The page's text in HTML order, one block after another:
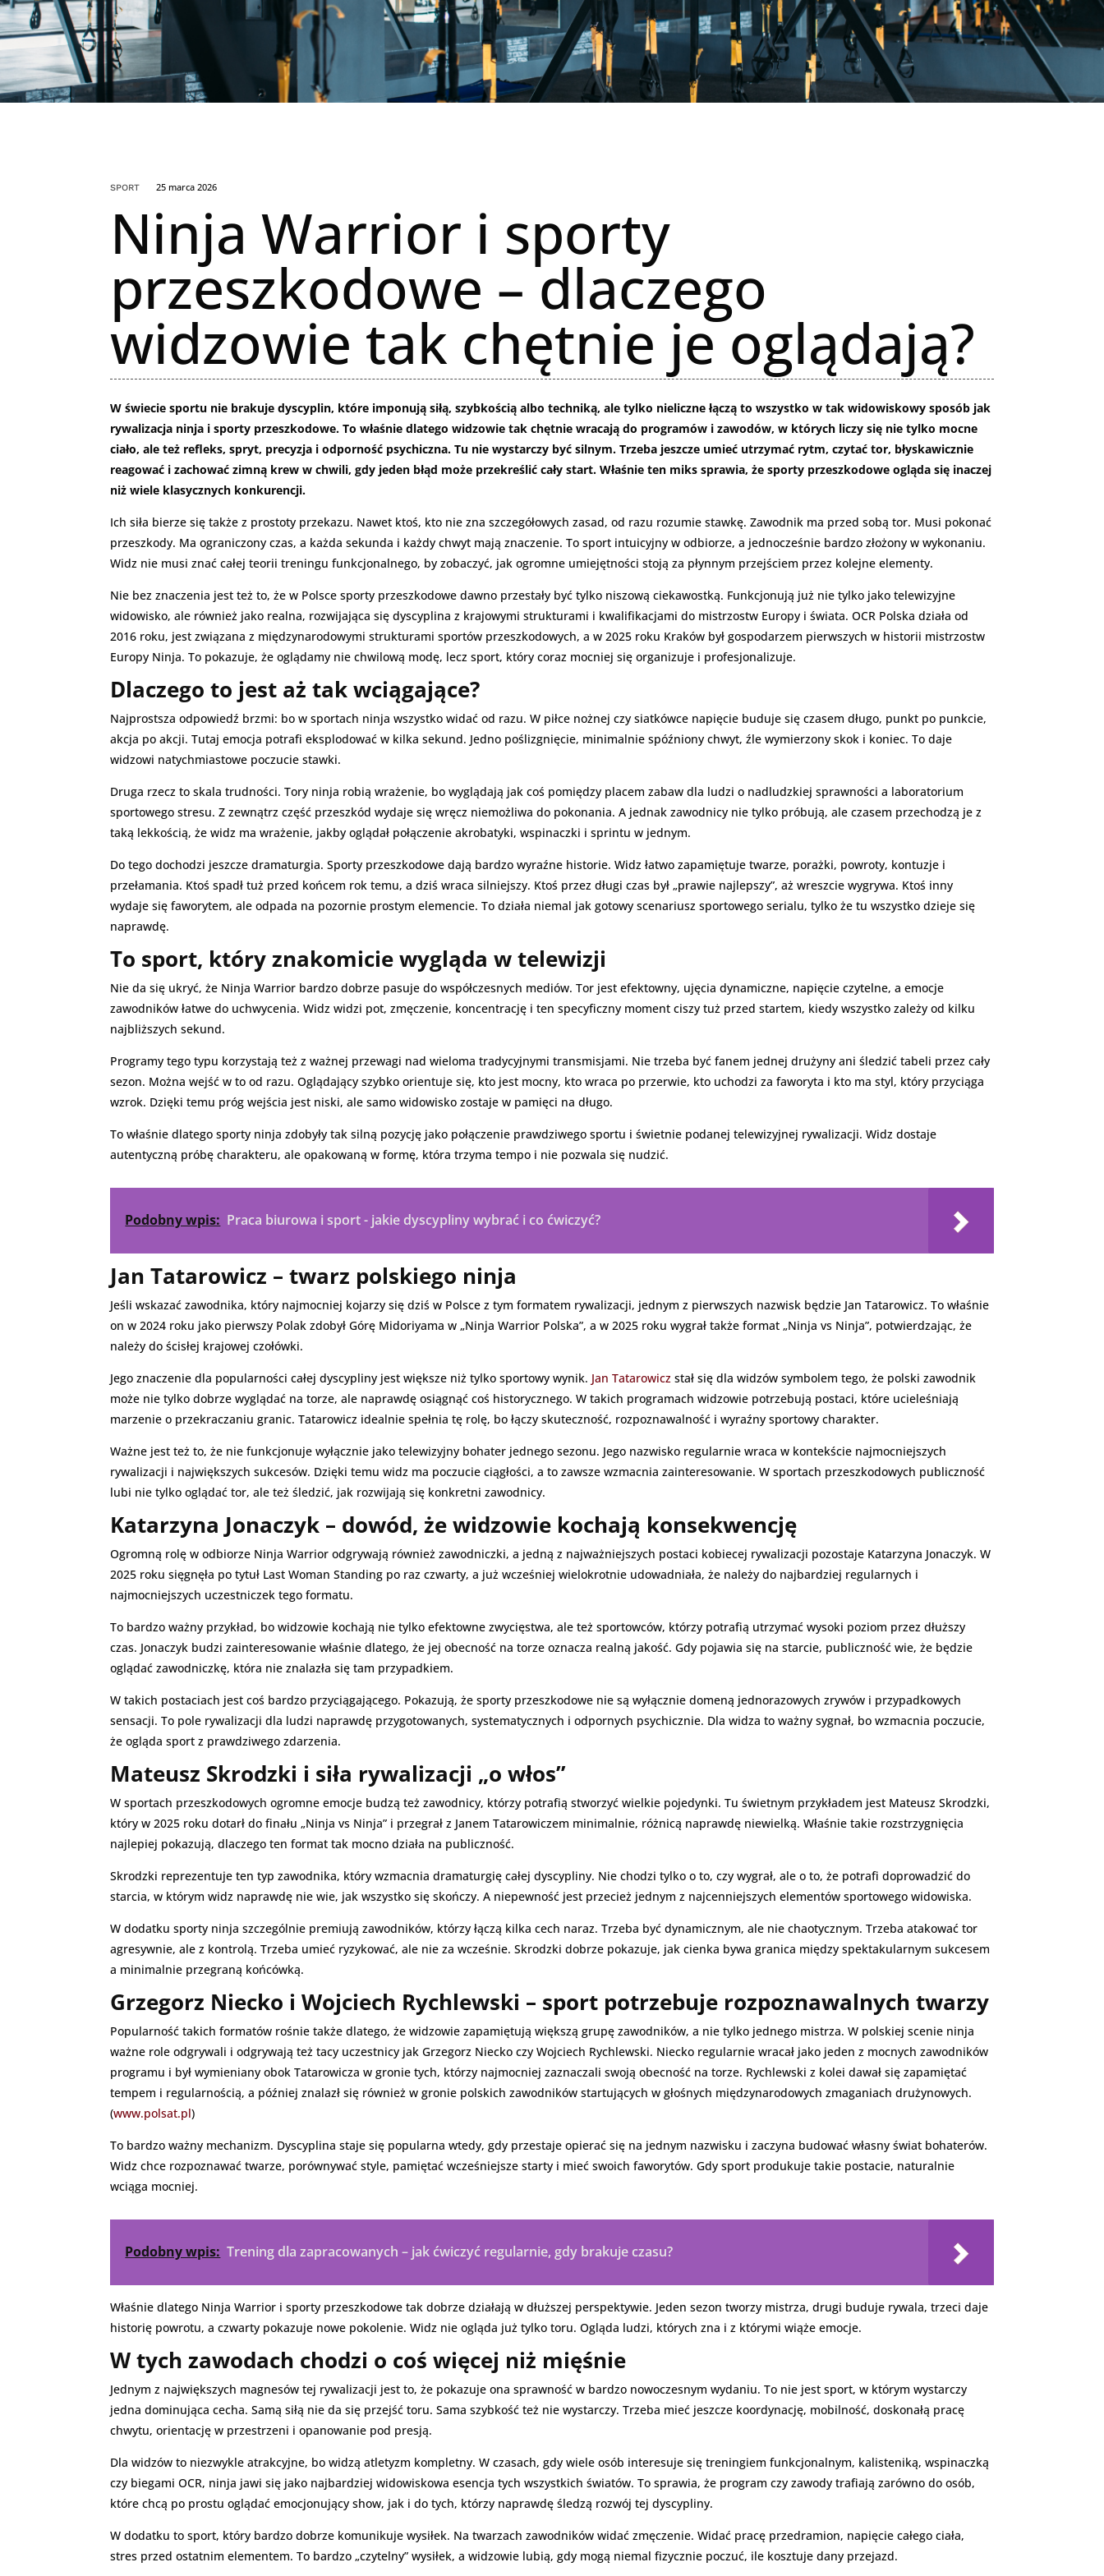
SPORT 25 marca 2026
Ninja Warrior i sporty
przeszkodowe – dlaczego
widzowie tak chętnie je oglądają?
W świecie sportu nie brakuje dyscyplin, które imponują siłą, szybkością albo techniką, ale tylko nieliczne łączą to wszystko w tak widowiskowy sposób jak
rywalizacja ninja i sporty przeszkodowe. To właśnie dlatego widzowie tak chętnie wracają do programów i zawodów, w których liczy się nie tylko mocne
ciało, ale też refleks, spryt, precyzja i odporność psychiczna. Tu nie wystarczy być silnym. Trzeba jeszcze umieć utrzymać rytm, czytać tor, błyskawicznie
reagować i zachować zimną krew w chwili, gdy jeden błąd może przekreślić cały start. Właśnie ten miks sprawia, że sporty przeszkodowe ogląda się inaczej
niż wiele klasycznych konkurencji.
Ich siła bierze się także z prostoty przekazu. Nawet ktoś, kto nie zna szczegółowych zasad, od razu rozumie stawkę. Zawodnik ma przed sobą tor. Musi pokonać
przeszkody. Ma ograniczony czas, a każda sekunda i każdy chwyt mają znaczenie. To sport intuicyjny w odbiorze, a jednocześnie bardzo złożony w wykonaniu.
Widz nie musi znać całej teorii treningu funkcjonalnego, by zobaczyć, jak ogromne umiejętności stoją za płynnym przejściem przez kolejne elementy.
Nie bez znaczenia jest też to, że w Polsce sporty przeszkodowe dawno przestały być tylko niszową ciekawostką. Funkcjonują już nie tylko jako telewizyjne
widowisko, ale również jako realna, rozwijająca się dyscyplina z krajowymi strukturami i kwalifikacjami do mistrzostw Europy i świata. OCR Polska działa od
2016 roku, jest związana z międzynarodowymi strukturami sportów przeszkodowych, a w 2025 roku Kraków był gospodarzem pierwszych w historii mistrzostw
Europy Ninja. To pokazuje, że oglądamy nie chwilową modę, lecz sport, który coraz mocniej się organizuje i profesjonalizuje.
Dlaczego to jest aż tak wciągające?
Najprostsza odpowiedź brzmi: bo w sportach ninja wszystko widać od razu. W piłce nożnej czy siatkówce napięcie buduje się czasem długo, punkt po punkcie,
akcja po akcji. Tutaj emocja potrafi eksplodować w kilka sekund. Jedno poślizgnięcie, minimalnie spóźniony chwyt, źle wymierzony skok i koniec. To daje
widzowi natychmiastowe poczucie stawki.
Druga rzecz to skala trudności. Tory ninja robią wrażenie, bo wyglądają jak coś pomiędzy placem zabaw dla ludzi o nadludzkiej sprawności a laboratorium
sportowego stresu. Z zewnątrz część przeszkód wydaje się wręcz niemożliwa do pokonania. A jednak zawodnicy nie tylko próbują, ale czasem przechodzą je z
taką lekkością, że widz ma wrażenie, jakby oglądał połączenie akrobatyki, wspinaczki i sprintu w jednym.
Do tego dochodzi jeszcze dramaturgia. Sporty przeszkodowe dają bardzo wyraźne historie. Widz łatwo zapamiętuje twarze, porażki, powroty, kontuzje i
przełamania. Ktoś spadł tuż przed końcem rok temu, a dziś wraca silniejszy. Ktoś przez długi czas był „prawie najlepszy”, aż wreszcie wygrywa. Ktoś inny
wydaje się faworytem, ale odpada na pozornie prostym elemencie. To działa niemal jak gotowy scenariusz sportowego serialu, tylko że tu wszystko dzieje się
naprawdę.
To sport, który znakomicie wygląda w telewizji
Nie da się ukryć, że Ninja Warrior bardzo dobrze pasuje do współczesnych mediów. Tor jest efektowny, ujęcia dynamiczne, napięcie czytelne, a emocje
zawodników łatwe do uchwycenia. Widz widzi pot, zmęczenie, koncentrację i ten specyficzny moment ciszy tuż przed startem, kiedy wszystko zależy od kilku
najbliższych sekund.
Programy tego typu korzystają też z ważnej przewagi nad wieloma tradycyjnymi transmisjami. Nie trzeba być fanem jednej drużyny ani śledzić tabeli przez cały
sezon. Można wejść w to od razu. Oglądający szybko orientuje się, kto jest mocny, kto wraca po przerwie, kto uchodzi za faworyta i kto ma styl, który przyciąga
wzrok. Dzięki temu próg wejścia jest niski, ale samo widowisko zostaje w pamięci na długo.
To właśnie dlatego sporty ninja zdobyły tak silną pozycję jako połączenie prawdziwego sportu i świetnie podanej telewizyjnej rywalizacji. Widz dostaje
autentyczną próbę charakteru, ale opakowaną w formę, która trzyma tempo i nie pozwala się nudzić.
Podobny wpis: Praca biurowa i sport - jakie dyscypliny wybrać i co ćwiczyć?
Jan Tatarowicz – twarz polskiego ninja
Jeśli wskazać zawodnika, który najmocniej kojarzy się dziś w Polsce z tym formatem rywalizacji, jednym z pierwszych nazwisk będzie Jan Tatarowicz. To właśnie
on w 2024 roku jako pierwszy Polak zdobył Górę Midoriyama w „Ninja Warrior Polska”, a w 2025 roku wygrał także format „Ninja vs Ninja”, potwierdzając, że
należy do ścisłej krajowej czołówki.
Jego znaczenie dla popularności całej dyscypliny jest większe niż tylko sportowy wynik. Jan Tatarowicz stał się dla widzów symbolem tego, że polski zawodnik
może nie tylko dobrze wyglądać na torze, ale naprawdę osiągnąć coś historycznego. W takich programach widzowie potrzebują postaci, które ucieleśniają
marzenie o przekraczaniu granic. Tatarowicz idealnie spełnia tę rolę, bo łączy skuteczność, rozpoznawalność i wyraźny sportowy charakter.
Ważne jest też to, że nie funkcjonuje wyłącznie jako telewizyjny bohater jednego sezonu. Jego nazwisko regularnie wraca w kontekście najmocniejszych
rywalizacji i największych sukcesów. Dzięki temu widz ma poczucie ciągłości, a to zawsze wzmacnia zainteresowanie. W sportach przeszkodowych publiczność
lubi nie tylko oglądać tor, ale też śledzić, jak rozwijają się konkretni zawodnicy.
Katarzyna Jonaczyk – dowód, że widzowie kochają konsekwencję
Ogromną rolę w odbiorze Ninja Warrior odgrywają również zawodniczki, a jedną z najważniejszych postaci kobiecej rywalizacji pozostaje Katarzyna Jonaczyk. W
2025 roku sięgnęła po tytuł Last Woman Standing po raz czwarty, a już wcześniej wielokrotnie udowadniała, że należy do najbardziej regularnych i
najmocniejszych uczestniczek tego formatu.
To bardzo ważny przykład, bo widzowie kochają nie tylko efektowne zwycięstwa, ale też sportowców, którzy potrafią utrzymać wysoki poziom przez dłuższy
czas. Jonaczyk budzi zainteresowanie właśnie dlatego, że jej obecność na torze oznacza realną jakość. Gdy pojawia się na starcie, publiczność wie, że będzie
oglądać zawodniczkę, która nie znalazła się tam przypadkiem.
W takich postaciach jest coś bardzo przyciągającego. Pokazują, że sporty przeszkodowe nie są wyłącznie domeną jednorazowych zrywów i przypadkowych
sensacji. To pole rywalizacji dla ludzi naprawdę przygotowanych, systematycznych i odpornych psychicznie. Dla widza to ważny sygnał, bo wzmacnia poczucie,
że ogląda sport z prawdziwego zdarzenia.
Mateusz Skrodzki i siła rywalizacji „o włos”
W sportach przeszkodowych ogromne emocje budzą też zawodnicy, którzy potrafią stworzyć wielkie pojedynki. Tu świetnym przykładem jest Mateusz Skrodzki,
który w 2025 roku dotarł do finału „Ninja vs Ninja” i przegrał z Janem Tatarowiczem minimalnie, różnicą naprawdę niewielką. Właśnie takie rozstrzygnięcia
najlepiej pokazują, dlaczego ten format tak mocno działa na publiczność.
Skrodzki reprezentuje ten typ zawodnika, który wzmacnia dramaturgię całej dyscypliny. Nie chodzi tylko o to, czy wygrał, ale o to, że potrafi doprowadzić do
starcia, w którym widz naprawdę nie wie, jak wszystko się skończy. A niepewność jest przecież jednym z najcenniejszych elementów sportowego widowiska.
W dodatku sporty ninja szczególnie premiują zawodników, którzy łączą kilka cech naraz. Trzeba być dynamicznym, ale nie chaotycznym. Trzeba atakować tor
agresywnie, ale z kontrolą. Trzeba umieć ryzykować, ale nie za wcześnie. Skrodzki dobrze pokazuje, jak cienka bywa granica między spektakularnym sukcesem
a minimalnie przegraną końcówką.
Grzegorz Niecko i Wojciech Rychlewski – sport potrzebuje rozpoznawalnych twarzy
Popularność takich formatów rośnie także dlatego, że widzowie zapamiętują większą grupę zawodników, a nie tylko jednego mistrza. W polskiej scenie ninja
ważne role odgrywali i odgrywają też tacy uczestnicy jak Grzegorz Niecko czy Wojciech Rychlewski. Niecko regularnie wracał jako jeden z mocnych zawodników
programu i był wymieniany obok Tatarowicza w gronie tych, którzy najmocniej zaznaczali swoją obecność na torze. Rychlewski z kolei dawał się zapamiętać
tempem i regularnością, a później znalazł się również w gronie polskich zawodników startujących w głośnych międzynarodowych zmaganiach drużynowych.
(www.polsat.pl)
To bardzo ważny mechanizm. Dyscyplina staje się popularna wtedy, gdy przestaje opierać się na jednym nazwisku i zaczyna budować własny świat bohaterów.
Widz chce rozpoznawać twarze, porównywać style, pamiętać wcześniejsze starty i mieć swoich faworytów. Gdy sport produkuje takie postacie, naturalnie
wciąga mocniej.
Podobny wpis: Trening dla zapracowanych – jak ćwiczyć regularnie, gdy brakuje czasu?
Właśnie dlatego Ninja Warrior i sporty przeszkodowe tak dobrze działają w dłuższej perspektywie. Jeden sezon tworzy mistrza, drugi buduje rywala, trzeci daje
historię powrotu, a czwarty pokazuje nowe pokolenie. Widz nie ogląda już tylko toru. Ogląda ludzi, których zna i z którymi wiąże emocje.
W tych zawodach chodzi o coś więcej niż mięśnie
Jednym z największych magnesów tej rywalizacji jest to, że pokazuje ona sprawność w bardzo nowoczesnym wydaniu. To nie jest sport, w którym wystarczy
jedna dominująca cecha. Samą siłą nie da się przejść toru. Sama szybkość też nie wystarczy. Trzeba mieć jeszcze koordynację, mobilność, doskonałą pracę
chwytu, orientację w przestrzeni i opanowanie pod presją.
Dla widzów to niezwykle atrakcyjne, bo widzą atletyzm kompletny. W czasach, gdy wiele osób interesuje się treningiem funkcjonalnym, kalisteniką, wspinaczką
czy biegami OCR, ninja jawi się jako najbardziej widowiskowa esencja tych wszystkich światów. To sprawia, że program czy zawody trafiają zarówno do osób,
które chcą po prostu oglądać emocjonujący show, jak i do tych, którzy naprawdę śledzą rozwój tej dyscypliny.
W dodatku to sport, który bardzo dobrze komunikuje wysiłek. Na twarzach zawodników widać zmęczenie. Widać pracę przedramion, napięcie całego ciała,
stres przed ostatnim elementem. To bardzo „czytelny” wysiłek, a widzowie lubią, gdy mogą niemal fizycznie poczuć, ile kosztuje dany przejazd.